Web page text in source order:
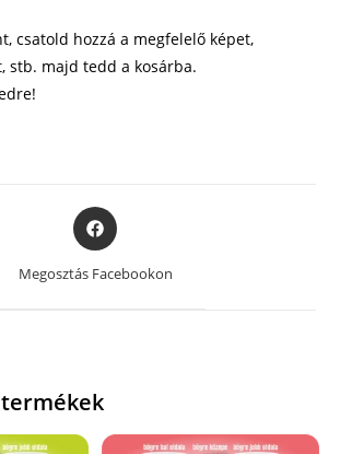
csatold hozzá a megfelelő képet,
stb. majd tedd a kosárba.
Opens
in
a
new
Megosztás Facebookon